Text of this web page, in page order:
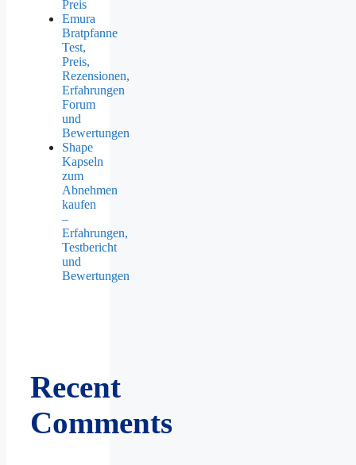
Preis
Emura
Bratpfanne
Test,
Preis,
Rezensionen,
Erfahrungen
Forum
und
Bewertungen
Shape
Kapseln
zum
Abnehmen
kaufen
–
Erfahrungen,
Testbericht
und
Bewertungen
Recent
Comments